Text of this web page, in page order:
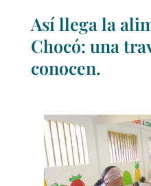
Así llega la
Chocó: una
conocen.